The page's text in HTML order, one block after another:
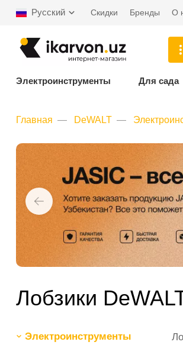
Русский Скидки Бренды О
Электроинструменты Для сада
Главная DeWALT
Лобзики
Электроинструменты